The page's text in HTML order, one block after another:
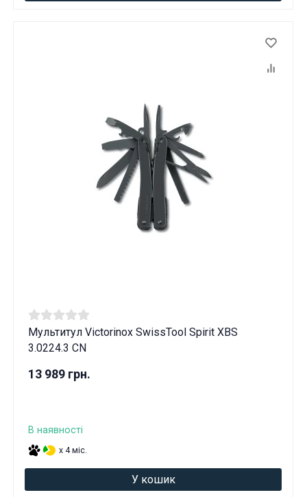
Мультитул Victorinox SwissTool Spirit XBS
3.0224.3 CN
13 989 грн.
В наявності
x 4 міс.
У кошик